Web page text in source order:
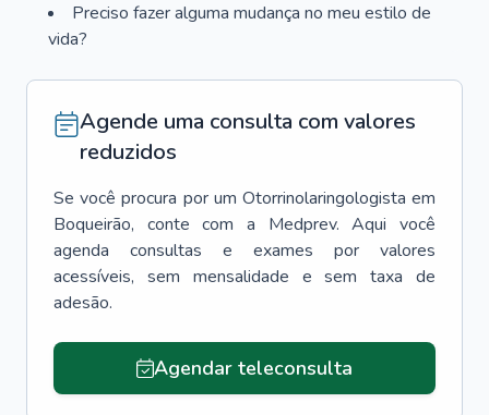
Preciso fazer alguma mudança no meu estilo de
vida?
Agende uma consulta com valores
reduzidos
Se você procura por um Otorrinolaringologista em
Boqueirão, conte com a Medprev. Aqui você
agenda consultas e exames por valores
acessíveis, sem mensalidade e sem taxa de
adesão.
Agendar teleconsulta